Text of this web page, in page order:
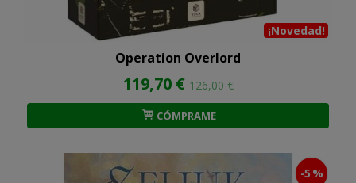
¡Novedad!
Operation Overlord
119,70 €126,00 €
CÓMPRAME
-5 %